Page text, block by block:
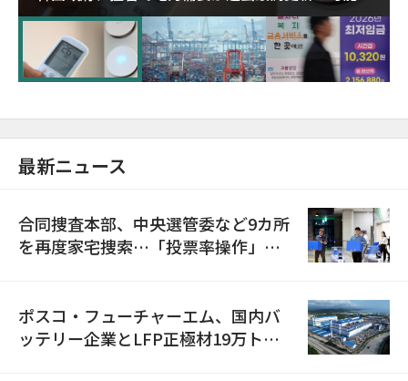
に需給対応体制を点検
最新ニュース
合同捜査本部、中央選管委など9カ所
を再度家宅捜索…「投票率操作」の
ポスコ・フューチャーエム、国内バ
ッテリー企業とLFP正極材19万トン